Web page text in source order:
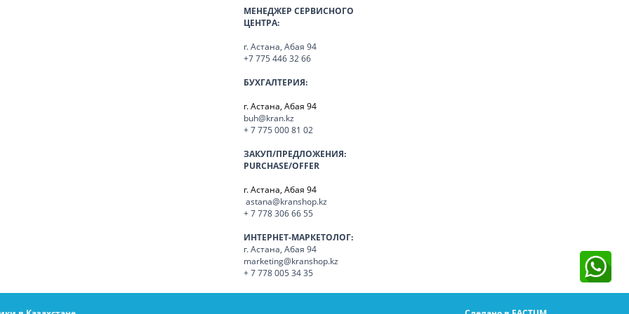
МЕНЕДЖЕР СЕРВИСНОГО
ЦЕНТРА:
г. Астана, Абая 94
+7 775 446 32 66
БУХГАЛТЕРИЯ:
г. Астана, Абая 94
buh@kran.kz
+ 7 775 000 81 02
ЗАКУП/ПРЕДЛОЖЕНИЯ:
PURCHASE/OFFER
г. Астана, Абая 94
astana@kranshop.kz
+ 7 778 306 66 55
ИНТЕРНЕТ-МАРКЕТОЛОГ:
г. Астана, Абая 94
marketing@kranshop.kz
+ 7 778 005 34 35